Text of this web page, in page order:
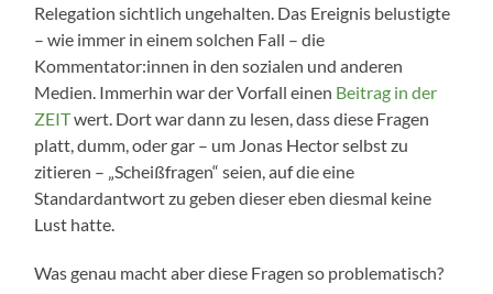
Relegation sichtlich ungehalten. Das Ereignis belustigte
– wie immer in einem solchen Fall – die
Kommentator:innen in den sozialen und anderen
Medien. Immerhin war der Vorfall einen Beitrag in der
ZEITwert. Dort war dann zu lesen, dass diese Fragen
platt, dumm, oder gar – um Jonas Hector selbst zu
zitieren – „Scheißfragen“ seien, auf die eine
Standardantwort zu geben dieser eben diesmal keine
Lust hatte.
Was genau macht aber diese Fragen so problematisch?